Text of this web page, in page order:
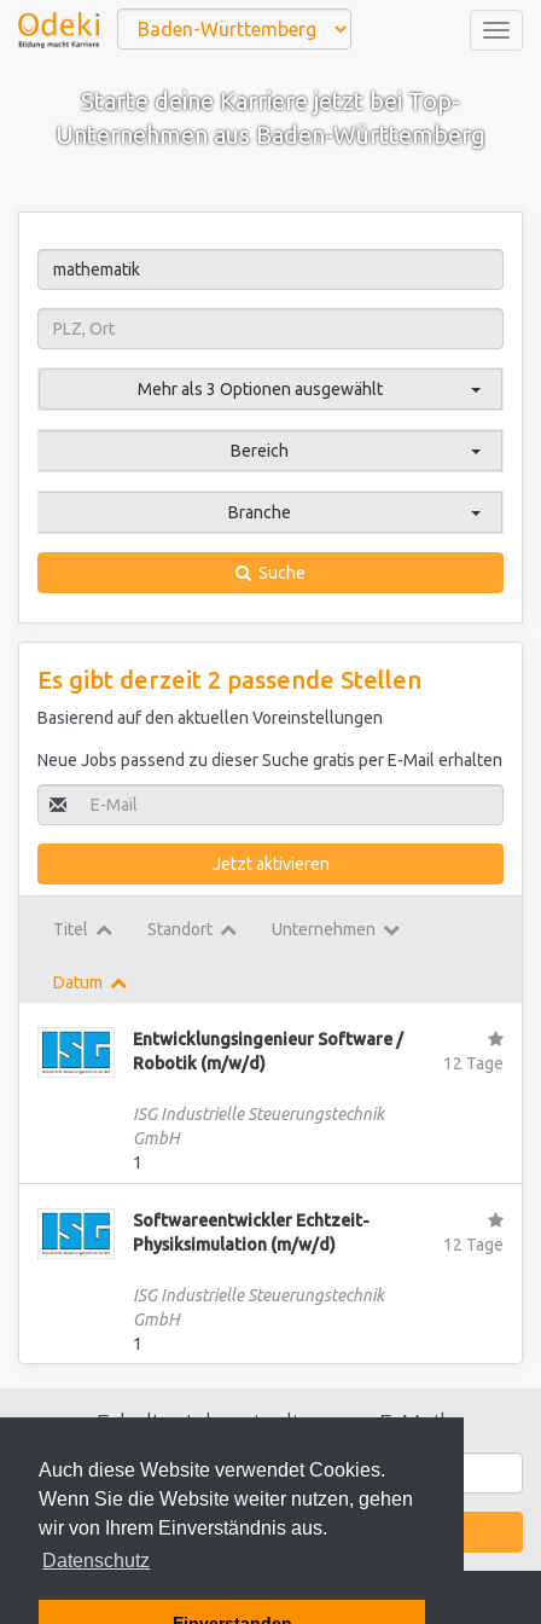
Auch diese Website verwendet Cookies.
Wenn Sie die Website weiter nutzen, gehen
wir von Ihrem Einverständnis aus.
Datenschutz
Starte deine Karriere jetzt bei Top-
Unternehmen aus Baden-Württemberg
Mehr als 3 Optionen ausgewählt
Bereich
Branche
Suche
Es gibt derzeit 2 passende Stellen
Basierend auf den aktuellen Voreinstellungen
Neue Jobs passend zu dieser Suche gratis per E-Mail erhalten
Jetzt aktivieren
Titel Standort Unternehmen
Datum
Entwicklungsingenieur Software /
Robotik (m/w/d)
ISG Industrielle Steuerungstechnik
GmbH
1
12 Tage
Softwareentwickler Echtzeit-
Physiksimulation (m/w/d)
ISG Industrielle Steuerungstechnik
GmbH
1
12 Tage
Erhalte Jobs wie diese per E-Mail
JETZT AKTIVIEREN